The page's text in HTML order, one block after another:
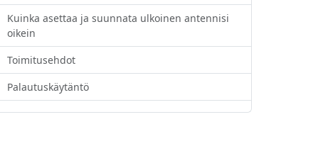
Kuinka asettaa ja suunnata ulkoinen antennisi
oikein
Toimitusehdot
Palautuskäytäntö